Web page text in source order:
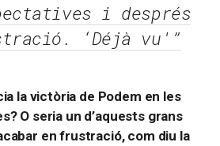
i després
‘Déjà vu'”
la victòria de Podem en les
O seria un d’aquests grans
en frustració, com diu la